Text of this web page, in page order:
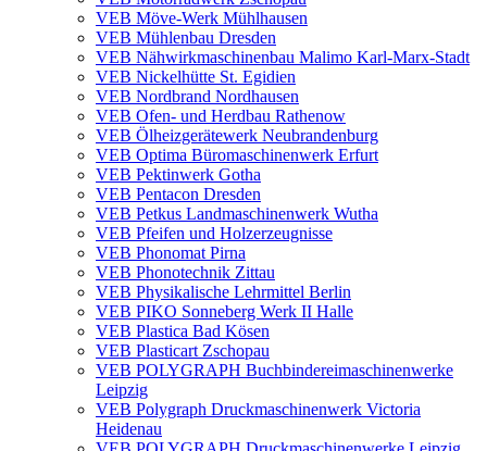
VEB Möve-Werk Mühlhausen
VEB Mühlenbau Dresden
VEB Nähwirkmaschinenbau Malimo Karl-Marx-Stadt
VEB Nickelhütte St. Egidien
VEB Nordbrand Nordhausen
VEB Ofen- und Herdbau Rathenow
VEB Ölheizgerätewerk Neubrandenburg
VEB Optima Büromaschinenwerk Erfurt
VEB Pektinwerk Gotha
VEB Pentacon Dresden
VEB Petkus Landmaschinenwerk Wutha
VEB Pfeifen und Holzerzeugnisse
VEB Phonomat Pirna
VEB Phonotechnik Zittau
VEB Physikalische Lehrmittel Berlin
VEB PIKO Sonneberg Werk II Halle
VEB Plastica Bad Kösen
VEB Plasticart Zschopau
VEB POLYGRAPH Buchbindereimaschinenwerke
Leipzig
VEB Polygraph Druckmaschinenwerk Victoria
Heidenau